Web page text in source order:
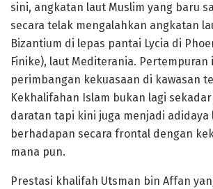
sini, angkatan laut Muslim yang baru
secara telak mengalahkan angkatan
Bizantium di lepas pantai Lycia di
Finike), laut Mediterania. Pertempuran
perimbangan kekuasaan di kawasan
Kekhalifahan Islam bukan lagi
daratan tapi kini juga menjadi adidaya
berhadapan secara frontal dengan
mana pun.
Prestasi khalifah Utsman bin Affan